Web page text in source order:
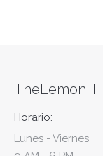
TheLemonIT
Horario:
Lunes - Viernes